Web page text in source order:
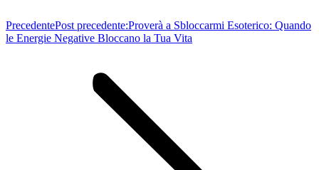
PrecedentePost precedente:Proverà a Sbloccarmi Esoterico: Quando
le Energie Negative Bloccano la Tua Vita